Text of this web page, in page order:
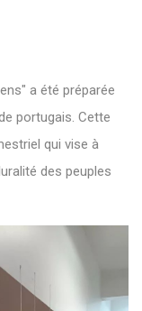
a été préparée
portugais. Cette
qui vise à
des peuples